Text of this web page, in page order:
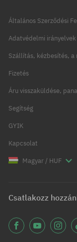
Általános Szerződési
Adatvédelmi irányelvek
Szállítás, kézbesítés,
Fizetés
Áru visszaküldése,
Segítség
GYIK
Kapcsolat
Magyar / HUF
Csatlakozz